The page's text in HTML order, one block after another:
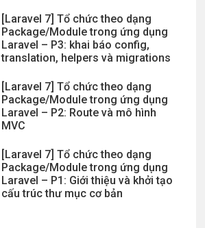
[Laravel 7] Tổ chức theo dạng
Package/Module trong ứng dụng
Laravel – P3: khai báo config,
translation, helpers và migrations
[Laravel 7] Tổ chức theo dạng
Package/Module trong ứng dụng
Laravel – P2: Route và mô hình
MVC
[Laravel 7] Tổ chức theo dạng
Package/Module trong ứng dụng
Laravel – P1: Giới thiệu và khởi tạo
cấu trúc thư mục cơ bản